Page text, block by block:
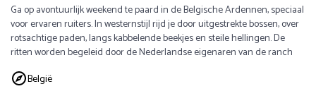
Ga op avontuurlijk weekend te paard in de Belgische Ardennen, speciaal
voor ervaren ruiters. In westernstijl rijd je door uitgestrekte bossen, over
rotsachtige paden, langs kabbelende beekjes en steile hellingen. De
ritten worden begeleid door de Nederlandse eigenaren van de ranch
België